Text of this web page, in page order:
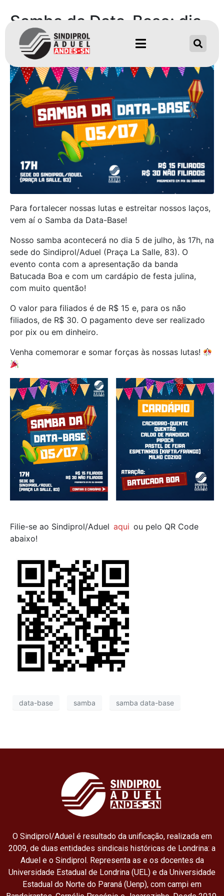
Samba da Data-Base: dia
5 de julho
Para fortalecer nossas lutas e estreitar nossos laços,
vem aí o Samba da Data-Base!
Nosso samba acontecerá no dia 5 de julho, às 17h, na
sede do Sindiprol/Aduel (Praça La Salle, 83). O
evento conta com a apresentação da banda
Batucada Boa e com um cardápio de festa julina,
com muito quentão!
O valor para filiados é de R$ 15 e, para os não
filiados, de R$ 30. O pagamento deve ser realizado
por pix ou em dinheiro.
Venha comemorar e somar forças às nossas lutas!
Filie-se ao Sindiprol/Aduel aqui ou pelo QR Code
abaixo!
data-base samba samba data-base
O Sindiprol/Aduel é resultado da unificação, realizada em
2009, de duas entidades sindicais históricas de Londrina: a
Aduel e o Sindiprol. Representa as e os docentes da
Universidade Estadual de Londrina (UEL) e da Universidade
Estadual do Norte do Paraná (Uenp), com campi em